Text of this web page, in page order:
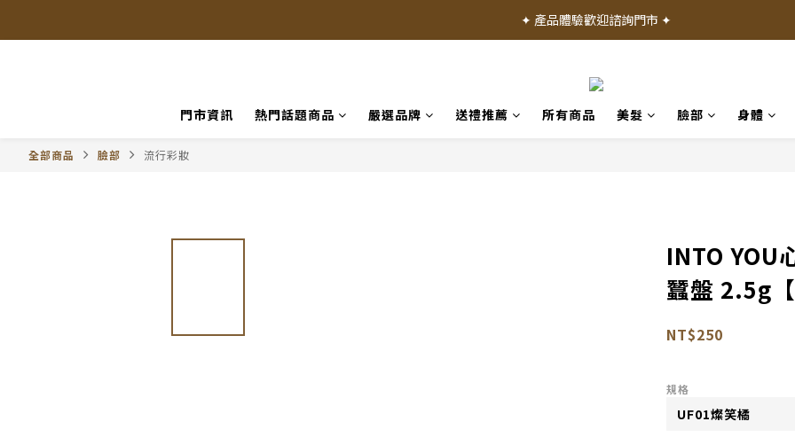
✦ 加入會員就送 50 元購物禮金 ✦
✦ 產品體驗歡迎諮詢門市 ✦
門市資訊 熱門話題商品 嚴選品牌 送禮推薦 所有商品 美髮 臉部 身體
全部商品 臉部 流行彩妝
INTO YOU
蠶盤 2.5g
NT$250
規格